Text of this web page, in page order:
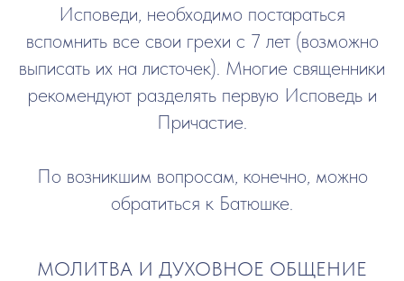
Исповеди, необходимо постараться
вспомнить все свои грехи с 7 лет (возможно
выписать их на листочек). Многие священники
рекомендуют разделять первую Исповедь и
Причастие.
По возникшим вопросам, конечно, можно
обратиться к Батюшке.
МОЛИТВА И ДУХОВНОЕ ОБЩЕНИЕ